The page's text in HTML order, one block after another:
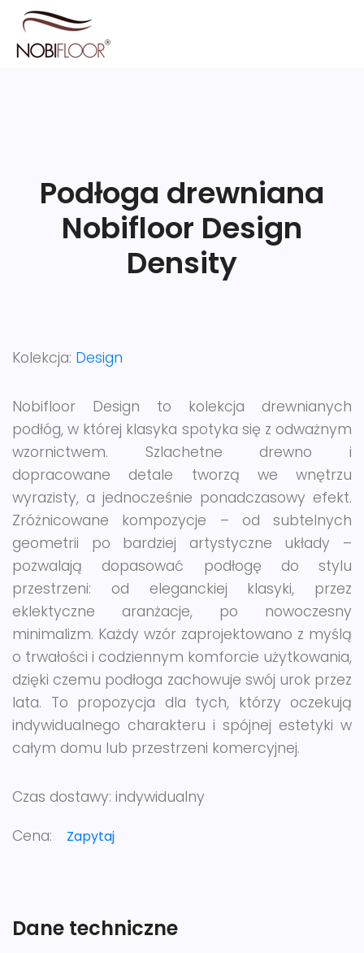
Podłoga drewniana
Nobifloor Design
Density
Kolekcja: Design
Nobifloor Design to kolekcja drewnianych
podłóg, w której klasyka spotyka się z odważnym
wzornictwem. Szlachetne drewno i
dopracowane detale tworzą we wnętrzu
wyrazisty, a jednocześnie ponadczasowy efekt.
Zróżnicowane kompozycje – od subtelnych
geometrii po bardziej artystyczne układy –
pozwalają dopasować podłogę do stylu
przestrzeni: od eleganckiej klasyki, przez
eklektyczne aranżacje, po nowoczesny
minimalizm. Każdy wzór zaprojektowano z myślą
o trwałości i codziennym komforcie użytkowania,
dzięki czemu podłoga zachowuje swój urok przez
lata. To propozycja dla tych, którzy oczekują
indywidualnego charakteru i spójnej estetyki w
całym domu lub przestrzeni komercyjnej.
Czas dostawy: indywidualny
Cena:
Zapytaj
Dane techniczne